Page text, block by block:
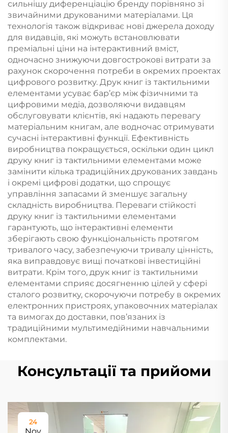
сильнішу диференціацію бренду порівняно зі
звичайними друкованими матеріалами. Ця
технологія також відкриває нові джерела доходу
для видавців, які можуть встановлювати
преміальні ціни на інтерактивний вміст,
одночасно знижуючи довгострокові витрати за
рахунок скорочення потреби в окремих проектах
цифрового розвитку. Друк книг із тактильними
елементами усуває бар’єр між фізичними та
цифровими медіа, дозволяючи видавцям
обслуговувати клієнтів, які надають перевагу
матеріальним книгам, але водночас отримувати
сучасні інтерактивні функції. Ефективність
виробництва покращується, оскільки один цикл
друку книг із тактильними елементами може
замінити кілька традиційних друкованих завдань
і окремі цифрові додатки, що спрощує
управління запасами й зменшує загальну
складність виробництва. Переваги стійкості
друку книг із тактильними елементами
гарантують, що інтерактивні елементи
зберігають свою функціональність протягом
тривалого часу, забезпечуючи тривалу цінність,
яка виправдовує вищі початкові інвестиційні
витрати. Крім того, друк книг із тактильними
елементами сприяє досягненню цілей у сфері
сталого розвитку, скорочуючи потребу в окремих
електронних пристроях, упаковочних матеріалах
та вимогах до доставки, пов’язаних із
традиційними мультимедійними навчальними
комплектами.
Консультації та прийоми
24
Nov